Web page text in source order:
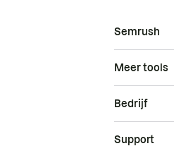
Semrush
Meer tools
Bedrijf
Support